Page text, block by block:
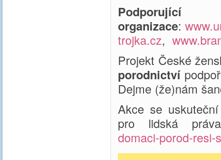
Podporující
organizace:
trojka.cz,
Projekt České
porodnictví
Dejme (že)nám
Akce se
pro lidská
domaci-porod-